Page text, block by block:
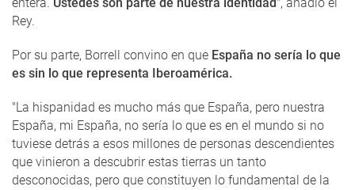
entera. Ustedes son parte de nuestra identidad", añadió el
Rey.
Por su parte, Borrell convino en que España no sería lo que
es sin lo que representa Iberoamérica.
"La hispanidad es mucho más que España, pero nuestra
España, mi España, no sería lo que es en el mundo si no
tuviese detrás a esos millones de personas descendientes
que vinieron a descubrir estas tierras un tanto
desconocidas, pero que constituyen lo fundamental de la